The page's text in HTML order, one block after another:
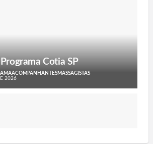
Cotia SP
2026